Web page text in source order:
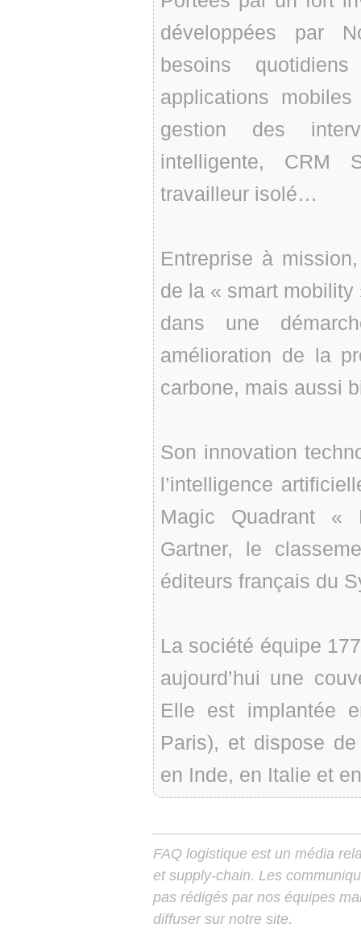
développées par
besoins
applications
gestion des
intelligente, CRM
travailleur isolé…
Entreprise à
de la « smart
dans une
amélioration de la
carbone, mais aussi
Son innovation
l’intelligence
Magic Quadrant «
Gartner, le
éditeurs français du
La société équipe
aujourd’hui une
Elle est implantée
Paris), et dispose
en Inde, en Italie et
FAQ logistique est un média
et supply-chain. Les
pas rédigés par nos équipes
diffuser sur notre site.